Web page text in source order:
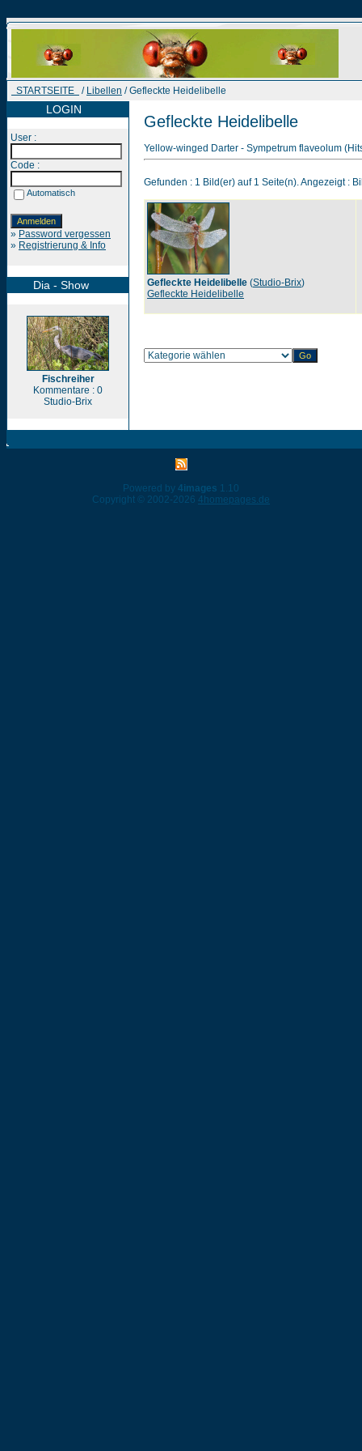
STARTSEITE / Libellen / Gefleckte Heidelibelle
LOGIN
User :
Code :
Automatisch
» Password vergessen
» Registrierung & Info
Dia - Show
Fischreiher
Kommentare : 0
Studio-Brix
Gefleckte Heidelibelle
Yellow-winged Darter - Sympetrum flaveolum
Gefunden : 1 Bild(er) auf 1 Seite(n). Angezeigt :
Gefleckte Heidelibelle (Studio-Brix)
Gefleckte Heidelibelle
Powered by 4images 1.10
Copyright © 2002-2026 4homepages.de